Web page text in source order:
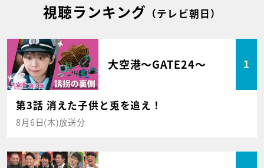
視聴ランキング （テレビ朝日）
大空港～GATE24～ 1
第3話 消えた子供と兎を追え！
8月6日(木)放送分